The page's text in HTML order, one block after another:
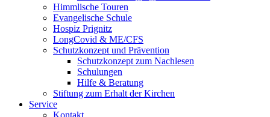
Himmlische Touren
Evangelische Schule
Hospiz Prignitz
LongCovid & ME/CFS
Schutzkonzept und Prävention
Schutzkonzept zum Nachlesen
Schulungen
Hilfe & Beratung
Stiftung zum Erhalt der Kirchen
Service
Kontakt